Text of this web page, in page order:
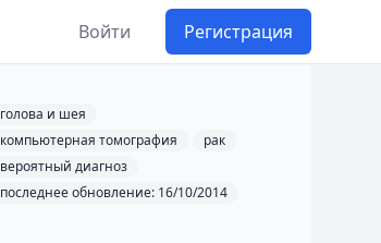
Войти Регистрация
голова и шея
компьютерная томография
рак
вероятный диагноз
последнее обновление: 16/10/2014